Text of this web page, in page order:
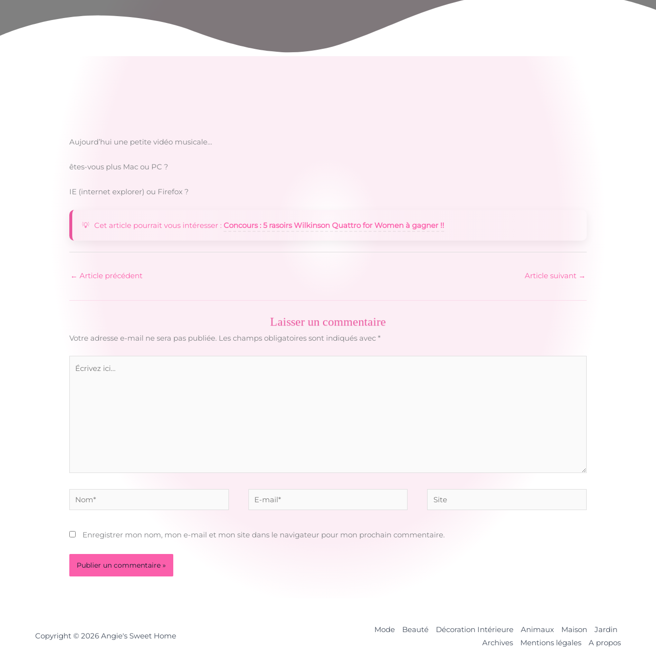
Aujourd’hui une petite vidéo musicale…
êtes-vous plus Mac ou PC ?
IE (internet explorer) ou Firefox ?
Cet article pourrait vous intéresser : Concours : 5 rasoirs Wilkinson Quattro for Women à gagner !!
← Article précédent Article suivant →
Laisser un commentaire
Votre adresse e-mail ne sera pas publiée. Les champs obligatoires sont indiqués avec *
Nom*
E-
mail*
Site
Enregistrer mon nom, mon e-mail et mon site dans le navigateur pour mon prochain commentaire.
Copyright © 2026 Angie's Sweet Home
Mode Beauté Décoration Intérieure Animaux Maison
Jardin
Archives
Mentions légales A propos